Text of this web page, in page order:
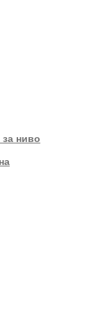
ниво